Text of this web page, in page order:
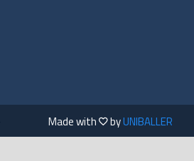
Made with byUNIBALLER